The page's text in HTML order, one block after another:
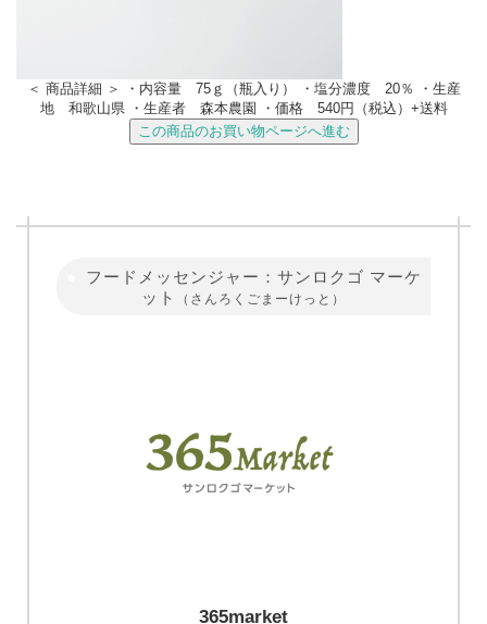
＜ 商品詳細 ＞ ・内容量 75ｇ（瓶入り） ・塩分濃度 20％ ・生産
地 和歌山県 ・生産者 森本農園 ・価格 540円（税込）+送料
この商品のお買い物ページへ進む
フードメッセンジャー：サンロクゴ マーケ
ット
（さんろくごまーけっと）
365market